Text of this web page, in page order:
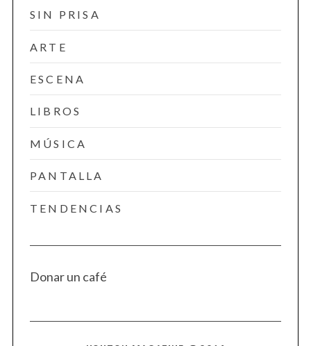
SIN PRISA
ARTE
ESCENA
LIBROS
MÚSICA
PANTALLA
TENDENCIAS
Donar un café